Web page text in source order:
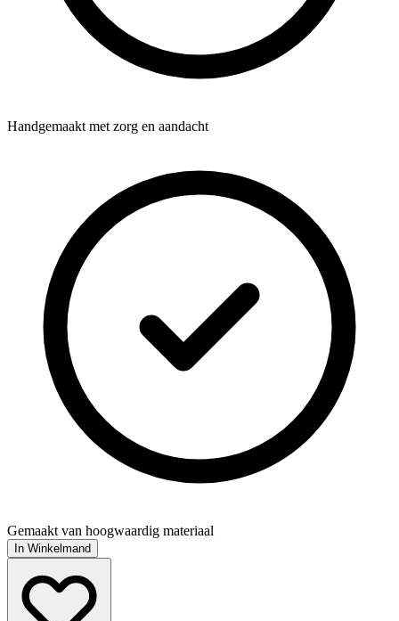
Handgemaakt met zorg en aandacht
Gemaakt van hoogwaardig materiaal
In Winkelmand